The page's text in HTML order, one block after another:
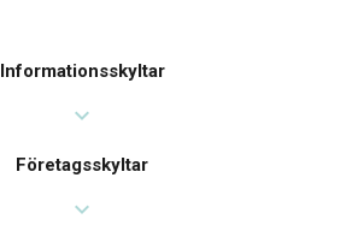
Informationsskyltar
expand_more
Företagsskyltar
expand_more